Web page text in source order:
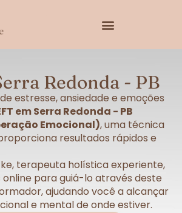
Redonda - PB
estresse, ansiedade e emoções
em Serra Redonda - PB
Emocional), uma técnica
resultados rápidos e
terapeuta holística experiente,
online para guiá-lo através deste
ajudando você a alcançar
e mental de onde estiver.